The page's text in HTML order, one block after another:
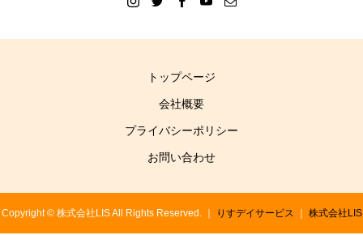
トップページ
会社概要
プライバシーポリシー
お問い合わせ
Copyright © 株式会社LIS All Rights Reserved. ｜ りすデイサービス 株式会社LIS